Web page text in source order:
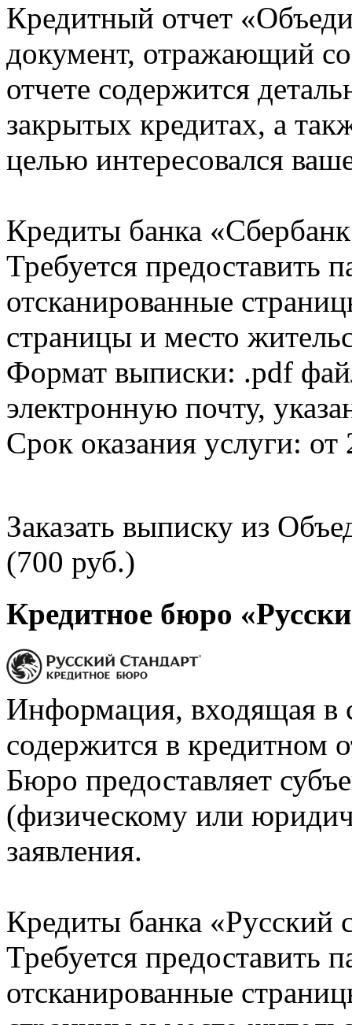
Кредитный отчет
документ, отражающий
отчете содержится
закрытых кредитах, а
целью интересовался
Кредиты банка
Требуется предоставить
отсканированные
страницы и место
Формат выписки: .pdf
электронную почту,
Срок оказания услуги: от
Заказать выписку из
(700 руб.)
Кредитное бюро
Информация, входящая в
содержится в кредитном
Бюро предоставляет
(физическому или
заявления.
Кредиты банка «Русский
Требуется предоставить
отсканированные